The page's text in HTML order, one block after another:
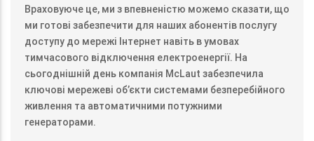
Враховуюче це, ми з впевненістю можемо сказати, що
ми готові забезпечити для наших абонентів послугу
доступу до мережі Інтернет навіть в умовах
тимчасового відключення електроенергії. На
сьогоднішній день компанія McLaut забезпечила
ключові мережеві об’єкти системами безперебійного
живлення та автоматичними потужними
генераторами.